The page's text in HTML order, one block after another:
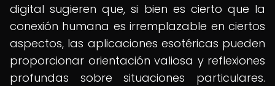
digital sugieren que, si bien es cierto que la
conexión humana es irremplazable en ciertos
aspectos, las aplicaciones esotéricas pueden
proporcionar orientación valiosa y reflexiones
profundas sobre situaciones particulares.